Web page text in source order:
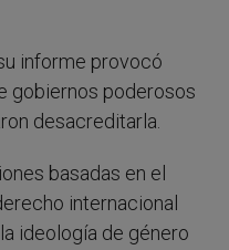
informe provocó
gobiernos poderosos
desacreditarla.
basadas en el
internacional
ideología de género